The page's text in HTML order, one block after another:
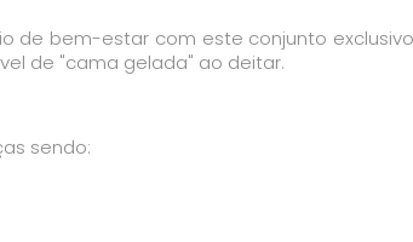
de bem-estar com este conjunto
de "cama gelada" ao deitar.
sendo: